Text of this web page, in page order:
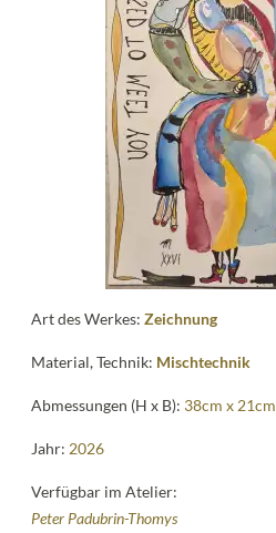
News
Kontakt
Art des Werkes:Zeichnung
Material, Technik: Mischtechnik
Abmessungen (H x B): 38cm x 21cm
Jahr: 2026
Verfügbar im Atelier:
Peter Padubrin-Thomys